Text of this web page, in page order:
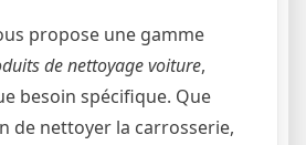
propose une gamme
de nettoyage voiture,
besoin spécifique. Que
de nettoyer la carrosserie,